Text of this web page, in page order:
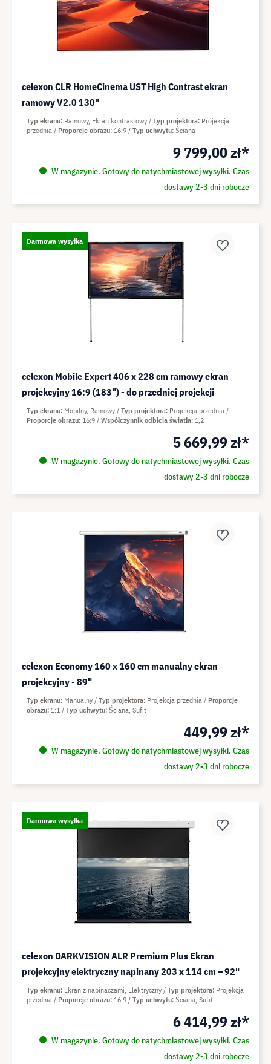
celexon CLR HomeCinema UST High Contrast ekran
ramowy V2.0 130"
9 799,00 zł*
W magazynie. Gotowy do natychmiastowej wysyłki. Czas
dostawy 2-3 dni robocze
Typ ekranu Ramowy, Ekran kontrastowy Typ projektora Projekcja
przednia
Proporcje obrazu 16:9 Typ uchwytu Ściana
Darmowa wysyłka
celexon Mobile Expert 406 x 228 cm ramowy ekran
projekcyjny 16:9 (183") - do przedniej projekcji
5 669,99 zł*
W magazynie. Gotowy do natychmiastowej wysyłki. Czas
dostawy 2-3 dni robocze
Typ ekranu Mobilny, Ramowy Typ projektora Projekcja przednia
Proporcje obrazu 16:9 Współczynnik odbicia światła 1,2
celexon Economy 160 x 160 cm manualny ekran
projekcyjny - 89"
449,99 zł*
W magazynie. Gotowy do natychmiastowej wysyłki. Czas
dostawy 2-3 dni robocze
Typ ekranu Manualny Typ projektora Projekcja przednia
Proporcje
obrazu 1:1 Typ uchwytu Ściana, Sufit
Darmowa wysyłka
celexon DARKVISION ALR Premium Plus Ekran
projekcyjny elektryczny napinany 203 x 114 cm – 92"
6 414,99 zł*
W magazynie. Gotowy do natychmiastowej wysyłki. Czas
dostawy 2-3 dni robocze
Typ ekranu Ekran z napinaczami, Elektryczny Typ projektora Projekcja
przednia
Proporcje obrazu 16:9 Typ uchwytu Ściana, Sufit